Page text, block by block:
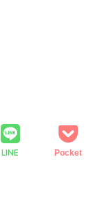
LINE Pocket